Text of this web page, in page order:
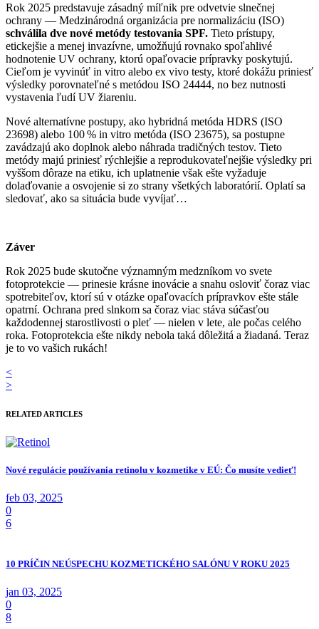
Rok 2025 predstavuje zásadný míľnik pre odvetvie slnečnej
ochrany — Medzinárodná organizácia pre normalizáciu (ISO)
schválila dve nové metódy testovania SPF. Tieto prístupy,
etickejšie a menej invazívne, umožňujú rovnako spoľahlivé
hodnotenie UV ochrany, ktorú opaľovacie prípravky poskytujú.
Cieľom je vyvinúť in vitro alebo ex vivo testy, ktoré dokážu priniesť
výsledky porovnateľné s metódou ISO 24444, no bez nutnosti
vystavenia ľudí UV žiareniu.
Nové alternatívne postupy, ako hybridná metóda HDRS (ISO
23698) alebo 100 % in vitro metóda (ISO 23675), sa postupne
zavádzajú ako doplnok alebo náhrada tradičných testov. Tieto
metódy majú priniesť rýchlejšie a reprodukovateľnejšie výsledky pri
vyššom dôraze na etiku, ich uplatnenie však ešte vyžaduje
dolaďovanie a osvojenie si zo strany všetkých laboratórií. Oplatí sa
sledovať, ako sa situácia bude vyvíjať…
Záver
Rok 2025 bude skutočne významným medzníkom vo svete
fotoprotekcie — prinesie krásne inovácie a snahu osloviť čoraz viac
spotrebiteľov, ktorí sú v otázke opaľovacích prípravkov ešte stále
opatrní. Ochrana pred slnkom sa čoraz viac stáva súčasťou
každodennej starostlivosti o pleť — nielen v lete, ale počas celého
roka. Fotoprotekcia ešte nikdy nebola taká dôležitá a žiadaná. Teraz
je to vo vašich rukách!
<
>
RELATED ARTICLES
Nové regulácie používania retinolu v kozmetike v EÚ: Čo musíte vedieť!
feb 03, 2025
0
6
10 PRÍČIN NEÚSPECHU KOZMETICKÉHO SALÓNU V ROKU 2025
jan 03, 2025
0
8